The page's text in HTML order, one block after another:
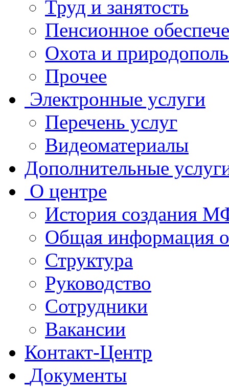
Труд и занятость
Пенсионное
Охота и
Прочее
Электронные услуги
Перечень услуг
Видеоматериалы
Дополнительные
О центре
История создания
Общая
Структура
Руководство
Сотрудники
Вакансии
Контакт-Центр
Документы